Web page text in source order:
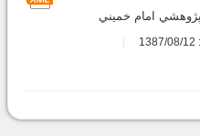
امام خميني